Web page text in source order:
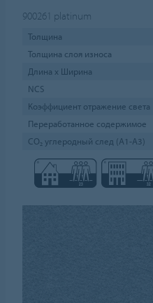
900261 platinum
Толщина
Толщина слоя износа
Длина х Ширина
NCS
Коэффициент отражение света
Переработанное содержимое
CO₂ углеродный след (A1-A3)